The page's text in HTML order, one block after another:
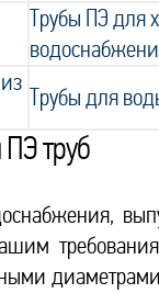
Трубы ПЭ для
Трубы для
ПЭ труб